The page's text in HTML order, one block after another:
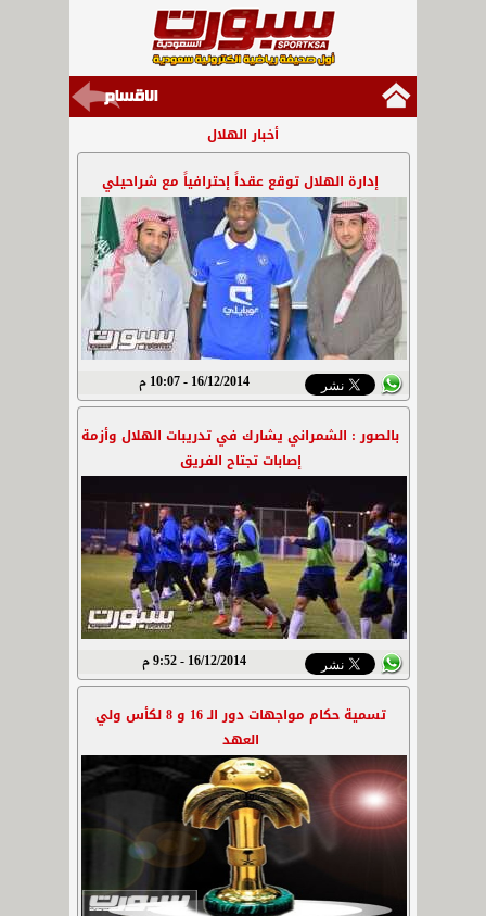
أخبار الهلال
إدارة الهلال توقع عقداً إحترافياً مع شراحيلي
16/12/2014 - 10:07 م
بالصور : الشمراني يشارك في تدريبات الهلال وأزمة
إصابات تجتاح الفريق
16/12/2014 - 9:52 م
تسمية حكام مواجهات دور الـ 16 و 8 لكأس ولي
العهد